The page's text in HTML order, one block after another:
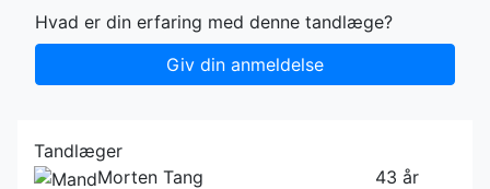
Hvad er din erfaring med denne tandlæge?
Giv din anmeldelse
Tandlæger
Morten Tang
43 år